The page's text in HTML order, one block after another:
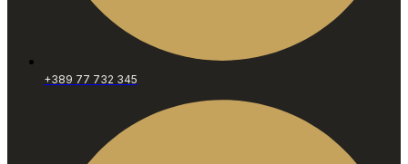
+389 77 732 345